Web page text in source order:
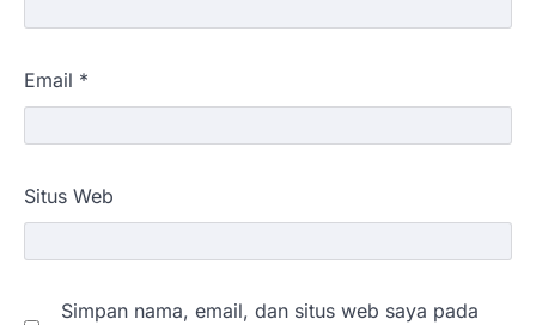
Email *
Situs Web
Simpan nama, email, dan situs web saya pada